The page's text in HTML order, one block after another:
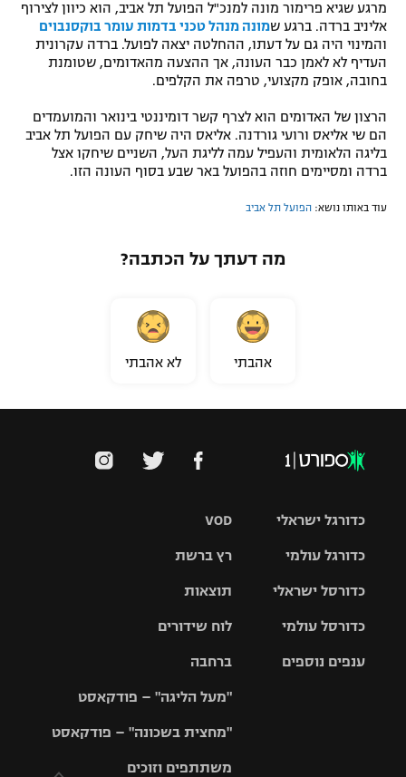
מרגע שגיא פרימור מונה למנכ"ל הפועל תל אביב, הוא כיוון לצירוף
אליניב ברדה. ברגע שמונה מנהל טכני בדמות עומר בוקסנבוים
והמינוי היה גם על דעתו, ההחלטה יצאה לפועל. ברדה עקרונית
העדיף לא לאמן כבר העונה, אך ההצעה מהאדומים, שטומנת
בחובה, אופק מקצועי, טרפה את הקלפים.
הרצון של האדומים הוא לצרף קשר דומיננטי בינואר והמועמדים
הם שי אליאס ורועי גורדנה. אליאס היה שיחק עם הפועל תל אביב
בליגה הלאומית והעפיל עמה לליגת העל, השניים שיחקו אצל
ברדה ומסיימים חוזה בהפועל באר שבע בסוף העונה הזו.
עוד באותו נושא: הפועל תל אביב
מה דעתך על הכתבה?
אהבתי לא אהבתי
VOD
רץ ברשת
תוצאות
לוח שידורים
ברחבה
"מעל הליגה" – פודקאסט
"מחצית בשכונה" – פודקאסט
משתתפים וזוכים
כדורגל ישראלי
גביע הטוטו
כדורגל עולמי
האלופות
ליגה
כדורסל ישראלי
סל
כדורסל עולמי
ענפים נוספים